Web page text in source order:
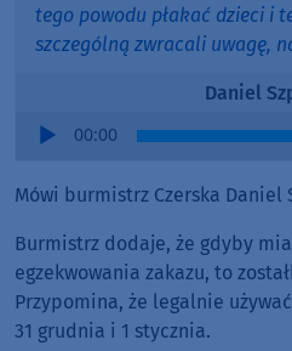
tego powodu płakać dzieci i
szczególną zwracali uwagę,
Daniel
Audio
00:00
Mówi burmistrz Czerska Daniel
Burmistrz dodaje, że gdyby
egzekwowania zakazu, to
Przypomina, że legalnie
31 grudnia i 1 stycznia.